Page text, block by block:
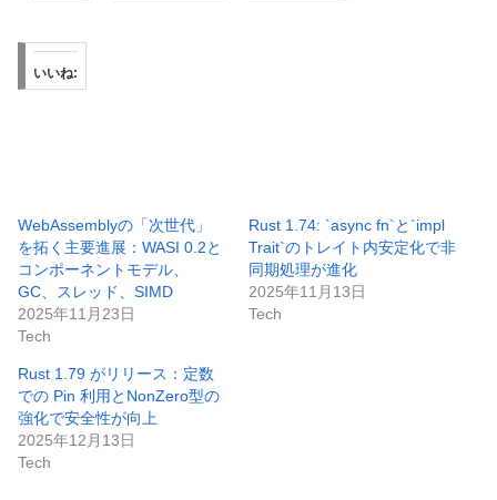
いいね:
WebAssemblyの「次世代」
を拓く主要進展：WASI 0.2と
コンポーネントモデル、
GC、スレッド、SIMD
2025年11月23日
Tech
Rust 1.74: `async fn`と`impl
Trait`のトレイト内安定化で非
同期処理が進化
2025年11月13日
Tech
Rust 1.79 がリリース：定数
での Pin 利用とNonZero型の
強化で安全性が向上
2025年12月13日
Tech